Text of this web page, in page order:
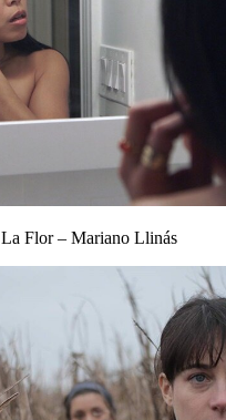
La Flor – Mariano Llinás